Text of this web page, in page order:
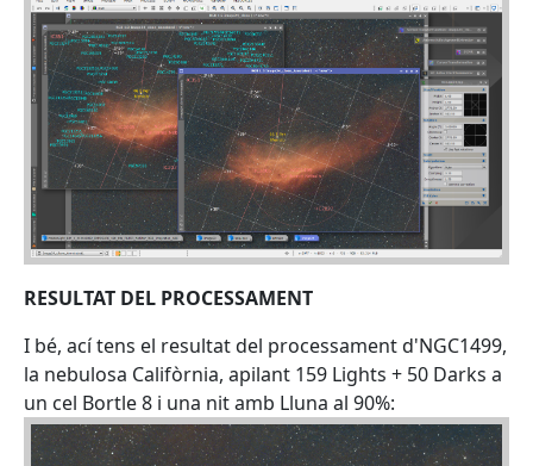
RESULTAT DEL PROCESSAMENT
I bé, ací tens el resultat del processament d'NGC1499,
la nebulosa Califòrnia, apilant 159 Lights + 50 Darks a
un cel Bortle 8 i una nit amb Lluna al 90%: